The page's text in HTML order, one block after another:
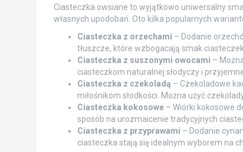
Ciasteczka owsiane to wyjątkowo uniwersalny
własnych upodobań. Oto kilka popularnych
Ciasteczka z orzechami – Dodanie
tłuszcze, które wzbogacają smak
Ciasteczka z suszonymi owocami –
ciasteczkom naturalnej słodyczy i
Ciasteczka z czekoladą – Czekoladowe
miłośnikom słodkości. Można użyć
Ciasteczka kokosowe– Wiórki kokosowe
sposób na urozmaicenie tradycyjnych
Ciasteczka z przyprawami – Dodanie
ciasteczka stają się idealnym wyborem na